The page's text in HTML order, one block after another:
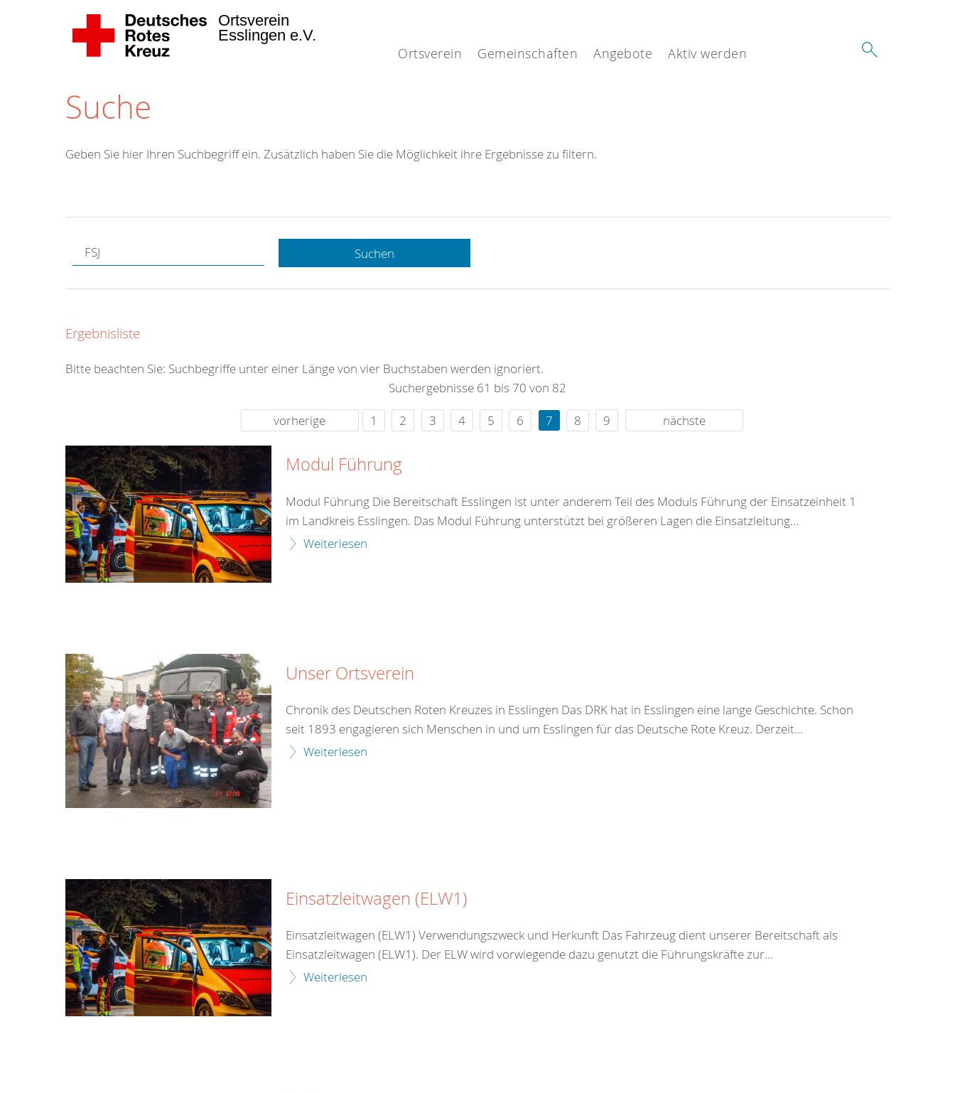
Ortsverein Gemeinschaften Angebote Aktiv werden
Ortsverein
Esslingen e.V.
Suche
Hotline.
gerne.
Infos für Sie
kostenfrei
Geben Sie hier Ihren Suchbegriff ein. Zusätzlich haben Sie die Möglichkeit ihre Ergebnisse zu filtern.
Suchen
Ergebnisliste
Bitte beachten Sie: Suchbegriffe unter einer Länge von vier Buchstaben werden ignoriert.
Suchergebnisse 61 bis 70 von 82
vorherige
1 2 3 4 5 6 7 8 9 nächste
Modul Führung
Modul Führung Die Bereitschaft Esslingen ist unter anderem Teil des Moduls Führung der Einsatzeinheit 1
im Landkreis Esslingen. Das Modul Führung unterstützt bei größeren Lagen die Einsatzleitung...
Weiterlesen
Unser Ortsverein
Chronik des Deutschen Roten Kreuzes in Esslingen Das DRK hat in Esslingen eine lange Geschichte. Schon
seit 1893 engagieren sich Menschen in und um Esslingen für das Deutsche Rote Kreuz. Derzeit...
Weiterlesen
Einsatzleitwagen (ELW1)
Einsatzleitwagen (ELW1) Verwendungszweck und Herkunft Das Fahrzeug dient unserer Bereitschaft als
Einsatzleitwagen (ELW1). Der ELW wird vorwiegende dazu genutzt die Führungskräfte zur...
Weiterlesen